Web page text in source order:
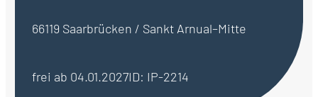
66119 Saarbrücken / Sankt Arnual–Mitte
frei ab 04.01.2027ID: IP-2214